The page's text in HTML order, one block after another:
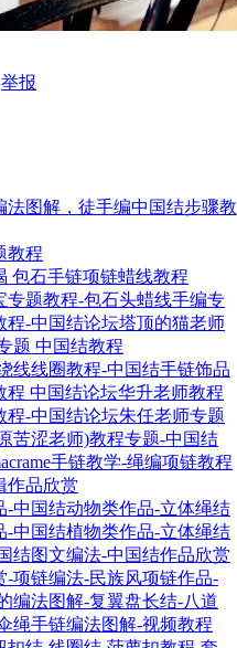
举报
法图解，徒手编中国结步骤教
教程
包石手链项链蜡线教程
专题教程-包石头蜡线手编专
程-中国结论坛塔顶的猫老师
题 中国结教程
线线圈教程-中国结手链饰品
程 中国结论坛华升老师教程
程-中国结论坛朱任老师专题
苦涩老师)教程专题-中国结
手链教学-绳编项链教程
作品欣赏
-中国结动物类作品-立体绳结
-中国结植物类作品-立体绳结
结图文编法-中国结作品欣赏
-项链编法-民族风项链作品-
编法图解-复翼盘长结-八道
绳手链编法图解-视频教程